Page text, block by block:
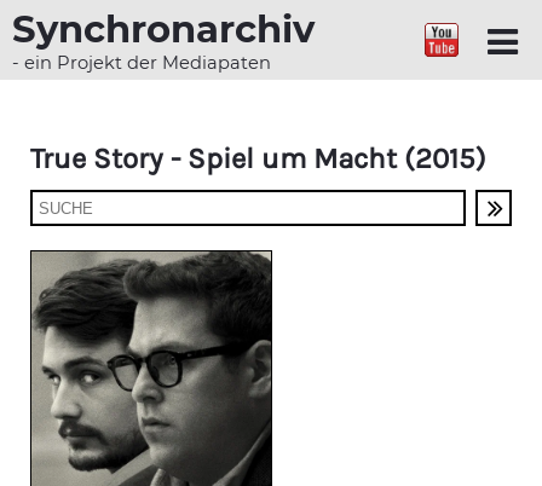
Synchronarchiv
- ein Projekt der Mediapaten
True Story - Spiel um Macht (2015)